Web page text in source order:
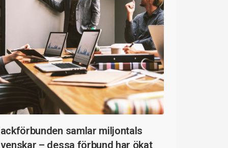
samlar miljontals
– dessa förbund har ökat